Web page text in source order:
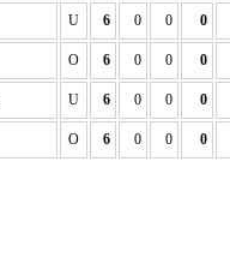
U 6 0 0 0
O 6 0 0 0
U 6 0 0 0
O 6 0 0 0